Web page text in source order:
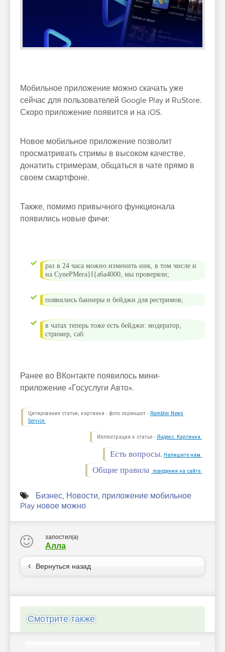
Мобильное приложение можно скачать уже
сейчас для пользователей Google Play и RuStore.
Скоро приложение появится и на iOS.
Новое мобильное приложение позволит
просматривать стримы в высоком качестве,
донатить стримерам, общаться в чате прямо в
своем смартфоне.
Также, помимо привычного функционала
появились новые фичи:
раз в 24 часа можно изменить ник, в том числе и
на CynePMera}I{a6a4000, мы проверяли;
появились баннеры и бейджи для рестримов;
в чатах теперь тоже есть бейджи: модератор,
стример, саб.
Ранее во ВКонтакте появилось мини-
приложение «Госуслуги Авто».
Цитирование статьи, картинки - фото скриншот - Rambler News
Service.
Иллюстрация к статье - Яндекс. Картинки.
Есть вопросы. Напишите нам.
Общие правила поведения на сайте.
Бизнес, Новости, приложение мобильное
Play новое можно
запостил(а)
Алла
Вернуться назад
Смотрите также